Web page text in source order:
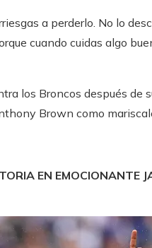
a perderlo. No lo
cuando cuidas algo
los Broncos después de
Brown como
EN EMOCIONANTE